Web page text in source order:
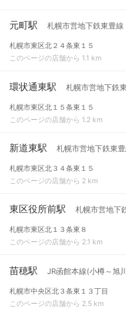
元町駅 札幌市営地下鉄東豊線
札幌市東区北２４条東１５
このページの店舗から 1.1 km
環状通東駅 札幌市営地下鉄
札幌市東区北１５条東１５
このページの店舗から 1.2 km
新道東駅 札幌市営地下鉄東
札幌市東区北３４条東１５
このページの店舗から 2 km
東区役所前駅 札幌市営地下
札幌市東区北１３条東８
このページの店舗から 2.1 km
苗穂駅 JR函館本線(小樽～旭
札幌市中央区北３条東１３丁目
このページの店舗から 2.5 km